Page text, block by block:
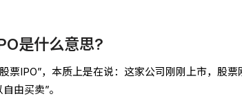
是什么意思?
票IPO”，本质上是在说：这家公司刚刚上市，股
由买卖”。